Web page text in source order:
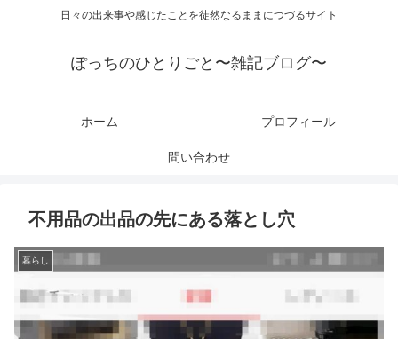
日々の出来事や感じたことを徒然なるままにつづるサイト
ぽっちのひとりごと〜雑記ブログ〜
ホーム プロフィール
問い合わせ
不用品の出品の先にある落とし穴
暮らし